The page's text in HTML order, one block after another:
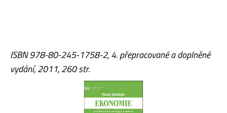
ISBN 978-80-245-1758-2, 4. přepracované a doplněné
vydání, 2011, 260 str.